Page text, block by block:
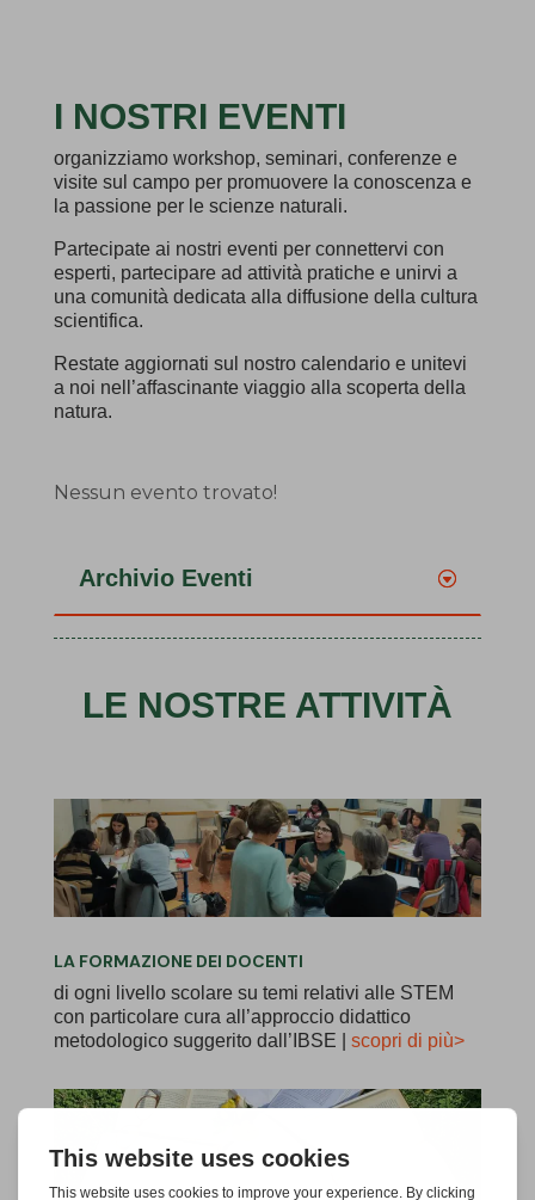
I NOSTRI EVENTI
organizziamo workshop, seminari, conferenze e
visite sul campo per promuovere la conoscenza e
la passione per le scienze naturali.
Partecipate ai nostri eventi per connettervi con
esperti, partecipare ad attività pratiche e unirvi a
una comunità dedicata alla diffusione della cultura
scientifica.
Restate aggiornati sul nostro calendario e unitevi
a noi nell’affascinante viaggio alla scoperta della
natura.
Nessun evento trovato!
Archivio Eventi
LE NOSTRE ATTIVITÀ
LA FORMAZIONE DEI DOCENTI
di ogni livello scolare su temi relativi alle STEM
con particolare cura all’approccio didattico
metodologico suggerito dall’IBSE | scopri di più>